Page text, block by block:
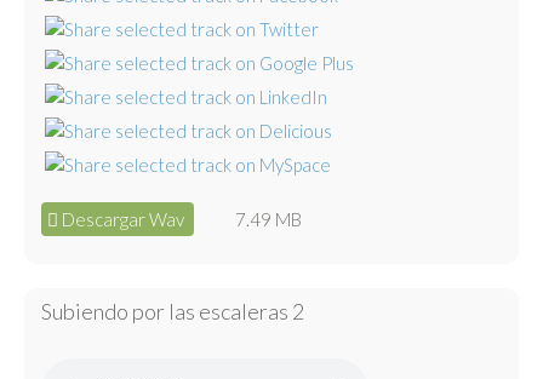
Descargar Wav 7.49 MB
Subiendo por las escaleras 2